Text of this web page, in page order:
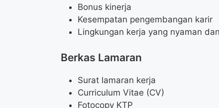
Bonus kinerja
Kesempatan pengembangan karir
Lingkungan kerja yang nyaman
Berkas Lamaran
Surat lamaran kerja
Curriculum Vitae (CV)
Fotocopy KTP